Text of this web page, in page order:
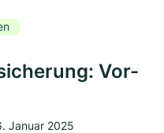
Vor-
Januar 2025